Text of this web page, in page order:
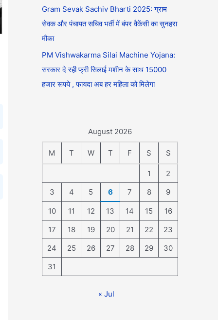
Gram Sevak Sachiv Bharti 2025: ग्राम
सेवक और पंचायत सचिव भर्ती में बंपर वैकेंसी का सुनहरा
मौका
PM Vishwakarma Silai Machine Yojana:
सरकार दे रही फ्री सिलाई मशीन के साथ 15000
हजार रूपये , फायदा अब हर महिला को मिलेगा
August 2026
M T W T F S S
1
2
3
4 5 6 7 8 9
10 11 12 13 14 15
16
17
18 19 20 21 22
23
24
25 26 27 28 29
30
31
« Jul